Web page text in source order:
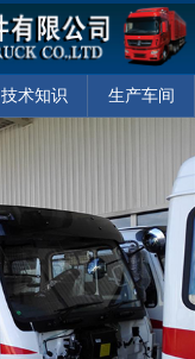
技术知识 生产车间